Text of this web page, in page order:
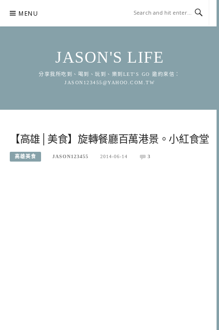
content
MENU
JASON'S LIFE
分享我所吃到、喝到、玩到、樂到LET'S GO 邀約來信：
JASON123455@YAHOO.COM.TW
【高雄│美食】旋轉餐廳百萬港景。小紅食堂
高雄美食 JASON123455 2014-06-14 3